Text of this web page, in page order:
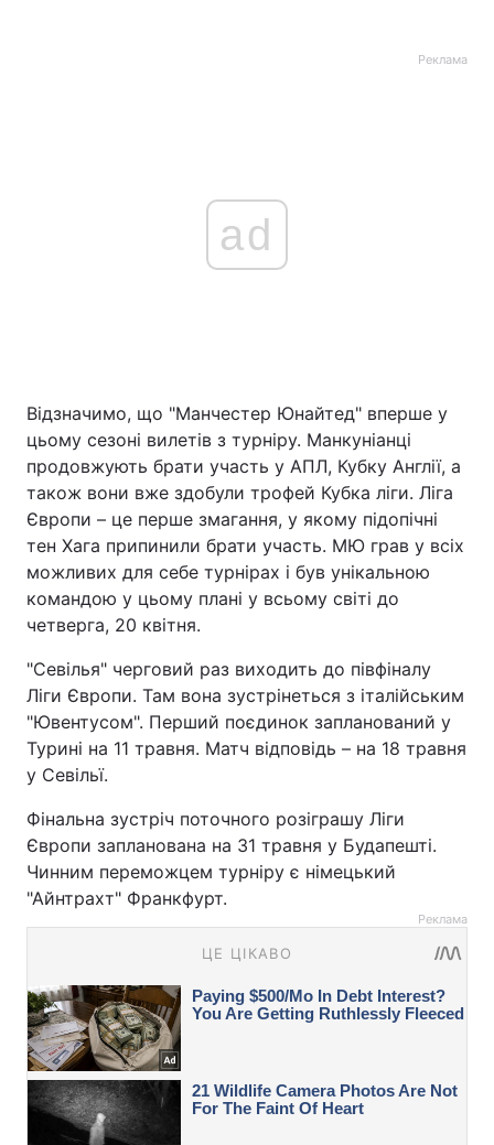
Реклама
ad
Відзначимо, що "Манчестер Юнайтед" вперше у
цьому сезоні вилетів з турніру. Манкуніанці
продовжують брати участь у АПЛ, Кубку Англії, а
також вони вже здобули трофей Кубка ліги. Ліга
Європи – це перше змагання, у якому підопічні
тен Хага припинили брати участь. МЮ грав у всіх
можливих для себе турнірах і був унікальною
командою у цьому плані у всьому світі до
четверга, 20 квітня.
"Севілья" черговий раз виходить до півфіналу
Ліги Європи. Там вона зустрінеться з італійським
"Ювентусом". Перший поєдинок запланований у
Турині на 11 травня. Матч відповідь – на 18 травня
у Севільї.
Фінальна зустріч поточного розіграшу Ліги
Європи запланована на 31 травня у Будапешті.
Чинним переможцем турніру є німецький
"Айнтрахт" Франкфурт.
Реклама